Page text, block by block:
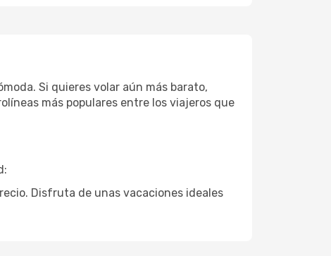
Si quieres volar aún más barato,
más populares entre los viajeros que
Disfruta de unas vacaciones ideales